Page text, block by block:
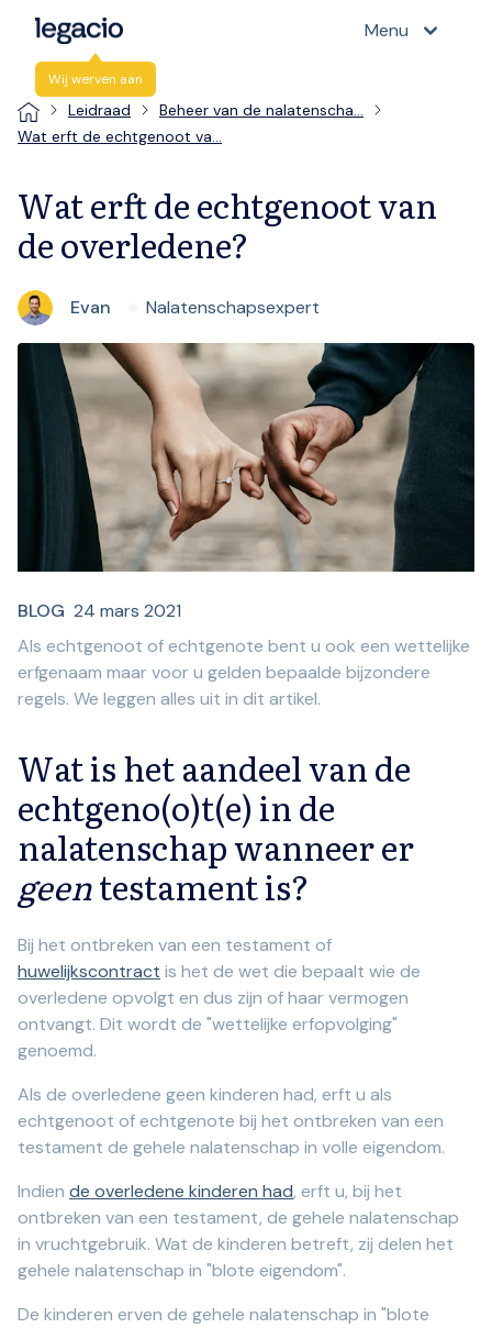
Wij werven aan
Menu
Leidraad
Beheer van de nalatenscha…
Wat erft de echtgenoot va…
Wat erft de echtgenoot van
de overledene?​
Evan Nalatenschapsexpert
BLOG 24 mars 2021
Als echtgenoot of echtgenote bent u ook een wettelijke
erfgenaam maar voor u gelden bepaalde bijzondere
regels. We leggen alles uit in dit artikel.
Wat is het aandeel van de
echtgeno(o)t(e) in de
nalatenschap wanneer er
geentestament is?
Bij het ontbreken van een testament of
huwelijkscontract is het de wet die bepaalt wie de
overledene opvolgt en dus zijn of haar vermogen
ontvangt. Dit wordt de "wettelijke erfopvolging"
genoemd.
Als de overledene geen kinderen had, erft u als
echtgenoot of echtgenote bij het ontbreken van een
testament de gehele nalatenschap in volle eigendom.
Indien de overledene kinderen had, erft u, bij het
ontbreken van een testament, de gehele nalatenschap
in vruchtgebruik. Wat de kinderen betreft, zij delen het
gehele nalatenschap in "blote eigendom".
De kinderen erven de gehele nalatenschap in "blote